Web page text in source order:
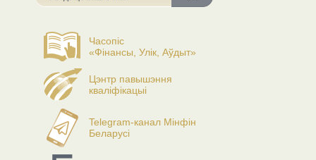
Часопіс
«Фінансы, Улік, Аўдыт»
Цэнтр павышэння
кваліфікацыі
Telegram-канал Мінфін
Беларусі